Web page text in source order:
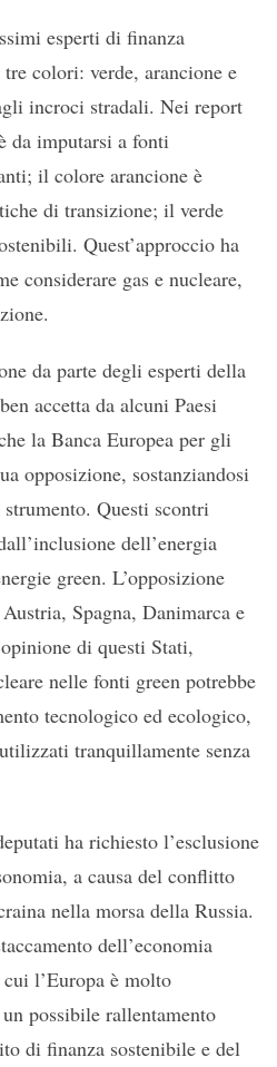
esperti di finanza
colori: verde, arancione e
incroci stradali. Nei report
da imputarsi a fonti
il colore arancione è
di transizione; il verde
Quest’approccio ha
considerare gas e nucleare,
da parte degli esperti della
accetta da alcuni Paesi
la Banca Europea per gli
opposizione, sostanziandosi
Questi scontri
dell’energia
green. L’opposizione
Spagna, Danimarca e
di questi Stati,
nelle fonti green potrebbe
tecnologico ed ecologico,
tranquillamente senza
ha richiesto l’esclusione
a causa del conflitto
nella morsa della Russia.
dell’economia
l’Europa è molto
possibile rallentamento
di finanza sostenibile e del